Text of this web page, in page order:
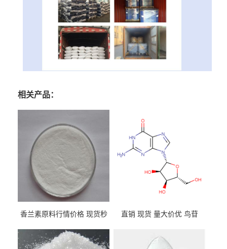
相关产品：
香兰素原料行情价格 现货秒
直销 现货 量大价优 鸟苷